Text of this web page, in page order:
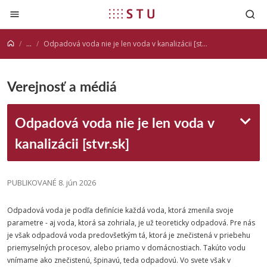
Prejsť na obsah
... Odpadová voda nie je len voda v kanalizácii [stvr.sk]
Verejnosť a médiá
Odpadová voda nie je len voda v
kanalizácii [stvr.sk]
PUBLIKOVANÉ 8. jún 2026
Odpadová voda je podľa definície každá voda, ktorá zmenila svoje
parametre - aj voda, ktorá sa zohriala, je už teoreticky odpadová. Pre nás
je však odpadová voda predovšetkým tá, ktorá je znečistená v priebehu
priemyselných procesov, alebo priamo v domácnostiach. Takúto vodu
vnímame ako znečistenú, špinavú, teda odpadovú. Vo svete však v